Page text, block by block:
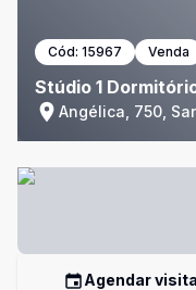
Cód: 15967 Venda
Stúdio 1
Angélica, 750,
Agendar visita